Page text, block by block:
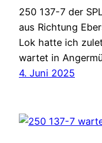
250 137-7 der
aus Richtung
Lok hatte ich
wartet in
4. Juni 2025